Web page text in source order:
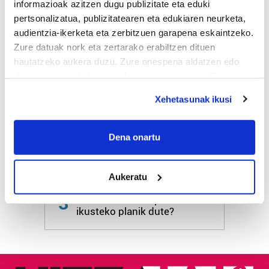
informazioak azitzen dugu publizitate eta eduki
pertsonalizatua, publizitatearen eta edukiaren neurketa,
audientzia-ikerketa eta zerbitzuen garapena eskaintzeko.
Zure datuak nork eta zertarako erabiltzen dituen
hautatzeko aukera duzu. Zure onespena aldatzen edo
If you allow, we would also like to:
Collect information about your geographical
meters
Identify your device by actively scanning it for
specific characteristics (fingerprinting)
Find out more about how your personal data is processed
Guk eta gure bazkideek zure datu pertsonalak
Xehetasunak ikusi
Dena onartu
Aukeratu
HARTU HITZA
Azken egunetako irakurrienak
Udaltzaingoa haien aurka
2 Dunkel und licht
3
ikusteko planik dute?